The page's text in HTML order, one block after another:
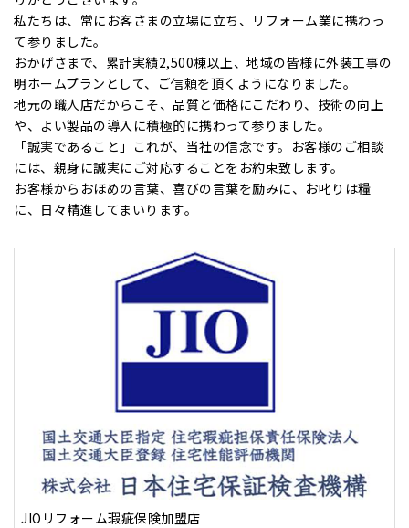
私たちは、常にお客さまの立場に立ち、リフォーム業に携わっ
て参りました。
おかげさまで、累計実績2,500棟以上、地域の皆様に外装工事の
明ホームプランとして、ご信頼を頂くようになりました。
地元の職人店だからこそ、品質と価格にこだわり、技術の向上
や、よい製品の導入に積極的に携わって参りました。
「誠実であること」これが、当社の信念です。お客様のご相談
には、親身に誠実にご対応することをお約束致します。
お客様からおほめの言葉、喜びの言葉を励みに、お叱りは糧
に、日々精進してまいります。
JIOリフォーム瑕疵保険加盟店